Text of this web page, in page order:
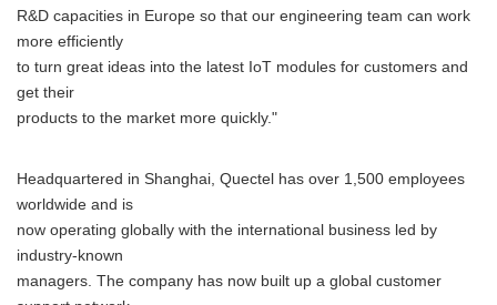
R&D capacities in Europe so that our engineering team can work
more efficiently
to turn great ideas into the latest IoT modules for customers and
get their
products to the market more quickly."
Headquartered in Shanghai, Quectel has over 1,500 employees
worldwide and is
now operating globally with the international business led by
industry-known
managers. The company has now built up a global customer